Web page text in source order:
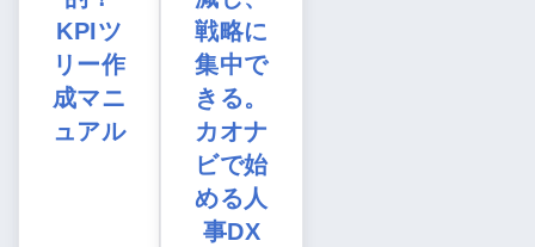
KPIツ
リー作
成マニ
ュアル
戦略に
集中で
きる。
カオナ
ビで始
める人
事DX